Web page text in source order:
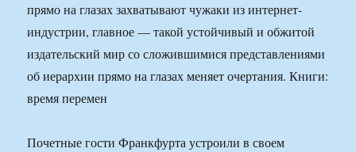
прямо на глазах захватывают чужаки из интернет-
индустрии, главное — такой устойчивый и обжитой
издательский мир со сложившимися представлениями
об иерархии прямо на глазах меняет очертания. Книги:
время перемен
Почетные гости Франкфурта устроили в своем